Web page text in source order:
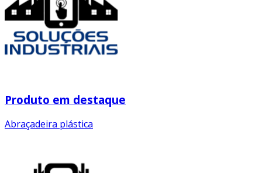
Produto em destaque
Abraçadeira plástica